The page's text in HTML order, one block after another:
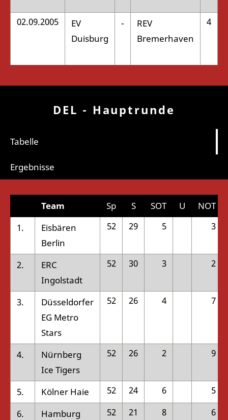
02.09.2005
EV
Duisburg
-
REV
Bremerhaven
4
DEL - Hauptrunde
Tabelle
Ergebnisse
Team Sp S SOT U
NOT
1.
Eisbären
Berlin
52 29 5 3
2.
ERC
Ingolstadt
52 30 3 2
3.
Düsseldorfer
EG Metro
Stars
52 26 4 7
4.
Nürnberg
Ice Tigers
52 26 2 9
5. Kölner Haie 52 24 6
5
6.
Hamburg
52 21 8 6